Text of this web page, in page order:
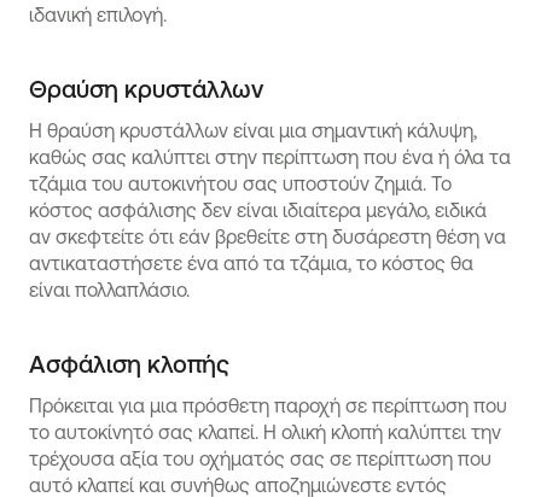
ιδανική επιλογή.
Θραύση κρυστάλλων
Η θραύση κρυστάλλων είναι μια σημαντική κάλυψη,
καθώς σας καλύπτει στην περίπτωση που ένα ή όλα τα
τζάμια του αυτοκινήτου σας υποστούν ζημιά. Το
κόστος ασφάλισης δεν είναι ιδιαίτερα μεγάλο, ειδικά
αν σκεφτείτε ότι εάν βρεθείτε στη δυσάρεστη θέση να
αντικαταστήσετε ένα από τα τζάμια, το κόστος θα
είναι πολλαπλάσιο.
Ασφάλιση κλοπής
Πρόκειται για μια πρόσθετη παροχή σε περίπτωση που
το αυτοκίνητό σας κλαπεί. Η ολική κλοπή καλύπτει την
τρέχουσα αξία του οχήματός σας σε περίπτωση που
αυτό κλαπεί και συνήθως αποζημιώνεστε εντός